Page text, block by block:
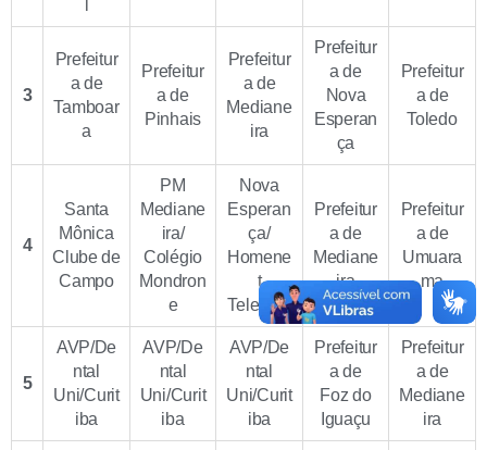
3
Prefeitur
a de
Tamboar
a
Prefeitur
a de
Pinhais
Prefeitur
a de
Mediane
ira
Prefeitur
a de
Nova
Esperan
ça
Prefeitur
a de
Toledo
4
Santa
Mônica
Clube de
Campo
PM
Mediane
ira/
Colégio
Mondron
e
Nova
Esperan
ça/
Homene
t
Telecom
Prefeitur
a de
Mediane
ira
Prefeitur
a de
Umuara
ma
5
AVP/De
ntal
Uni/Curit
iba
AVP/De
ntal
Uni/Curit
iba
AVP/De
ntal
Uni/Curit
iba
Prefeitur
a de
Foz do
Iguaçu
Prefeitur
a de
Mediane
ira